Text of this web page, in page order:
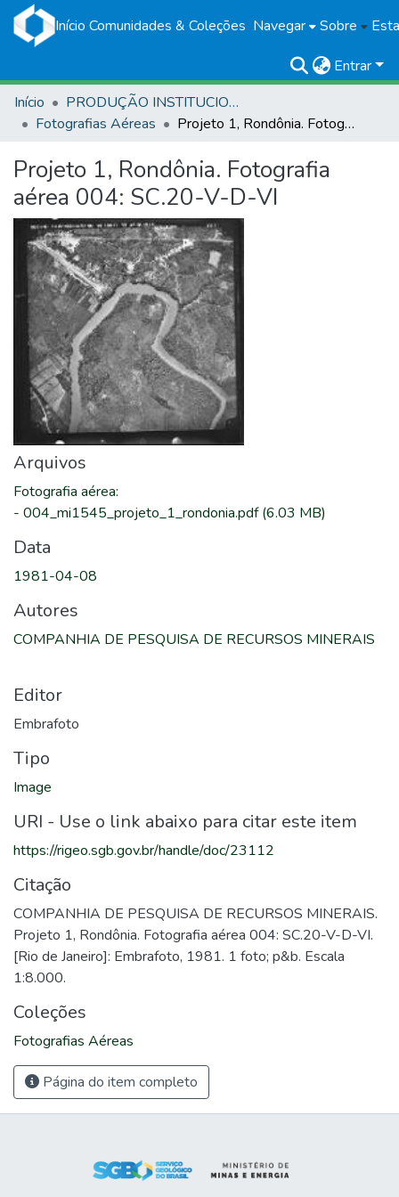
Início Comunidades & Coleções Navegar Sobre
Entrar
Início
PRODUÇÃO INSTITUCIONAL
Fotografias Aéreas
Projeto 1, Rondônia. Fotografia aérea 004: SC.20-V-D-VI
Projeto 1, Rondônia. Fotografia
aérea 004: SC.20-V-D-VI
Arquivos
Fotografia aérea:
- 004_mi1545_projeto_1_rondonia.pdf(6.03 MB)
Data
1981-04-08
Autores
COMPANHIA DE PESQUISA DE RECURSOS MINERAIS
Editor
Embrafoto
Tipo
Image
URI - Use o link abaixo para citar este item
https://rigeo.sgb.gov.br/handle/doc/23112
Citação
COMPANHIA DE PESQUISA DE RECURSOS MINERAIS.
Projeto 1, Rondônia. Fotografia aérea 004: SC.20-V-D-VI.
[Rio de Janeiro]: Embrafoto, 1981. 1 foto; p&b. Escala
1:8.000.
Coleções
Fotografias Aéreas
Página do item completo